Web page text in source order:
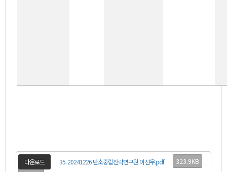
다운로드 35. 20241226 탄소중립전략연구원 이선우.pdf
323.9KB